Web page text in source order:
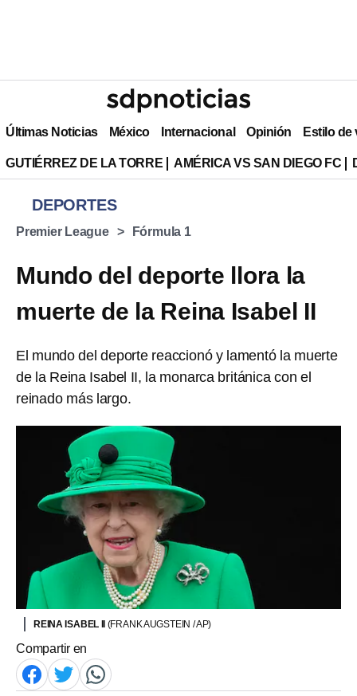
Últimas Noticias México Internacional Opinión Estilo de
GUTIÉRREZ DE LA TORRE AMÉRICA VS SAN DIEGO FC
DEPORTES
Premier League Fórmula 1
Mundo del deporte llora la
muerte de la Reina Isabel II
El mundo del deporte reaccionó y lamentó la muerte
de la Reina Isabel II, la monarca británica con el
reinado más largo.
REINA ISABEL II (FRANK AUGSTEIN / AP)
Compartir en